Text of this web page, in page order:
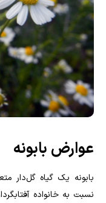
عوارض بابونه
بابونه یک گیاه گل‌دار
نسبت به خانواده